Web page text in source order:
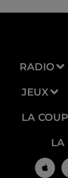
RADIO
JEUX
LA
LA